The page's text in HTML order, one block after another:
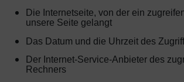
Die Internetseite, von der ein
unsere Seite gelangt
Das Datum und die Uhrzeit des
Der Internet-Service-Anbieter des
Rechners